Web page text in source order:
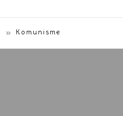
Komunisme